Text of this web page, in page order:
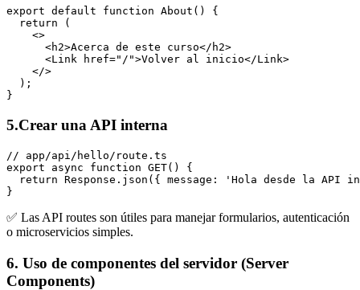
export default function About() {
  return (
    <>
      <h2>Acerca de este curso</h2>
      <Link href="/">Volver al inicio</Link>
    </>
  );
}
5.Crear una API interna
// app/api/hello/route.ts
export async function GET() {
return Response.json({ message: 'Hola desde la API
}
✅ Las API routes son útiles para manejar formularios, autenticación
o microservicios simples.
6. Uso de componentes del servidor (Server
Components)